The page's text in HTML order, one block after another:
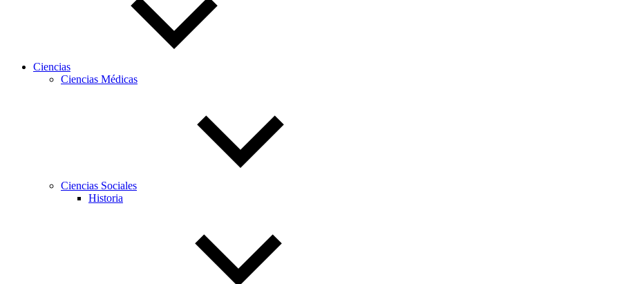
Ciencias
Ciencias Médicas
Ciencias Sociales
Historia